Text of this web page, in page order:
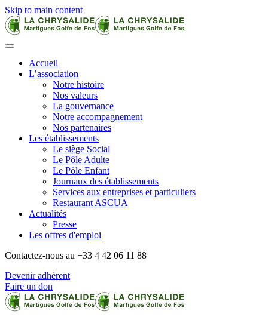
Skip to main content
Accueil
L’association
Notre histoire
Nos valeurs
La gouvernance
Notre accompagnement
Nos partenaires
Les établissements
Le siège Social
Le Pôle Adulte
Le Pôle Enfant
Journaux des établissements
Services aux entreprises et particuliers
Restaurant ASCUA
Actualités
Presse
Les offres d'emploi
Contactez-nous au +33 4 42 06 11 88
Devenir adhérent
Faire un don